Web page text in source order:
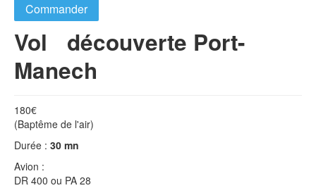
Commander
Vol découverte Port-
Manech
180€
(Baptême de l'air)
Durée : 30 mn
Avion :
DR 400 ou PA 28